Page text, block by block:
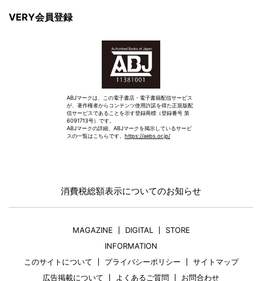
VERY会員登録
ABJマークは、この電子書店・電子書籍配信サービス
が、著作権者からコンテンツ使用許諾を得た正規版配
信サービスであることを示す登録商標（登録番号 第
6091713号）です。
ABJマークの詳細、ABJマークを掲示しているサービ
スの一覧はこちらです。 https://aebs.or.jp/
消費税総額表示についてのお知らせ
MAGAZINE DIGITAL
STORE
INFORMATION
このサイトについて
プライバシーポリシー
サイトマップ
広告掲載について
よくあるご質問 お問合わせ